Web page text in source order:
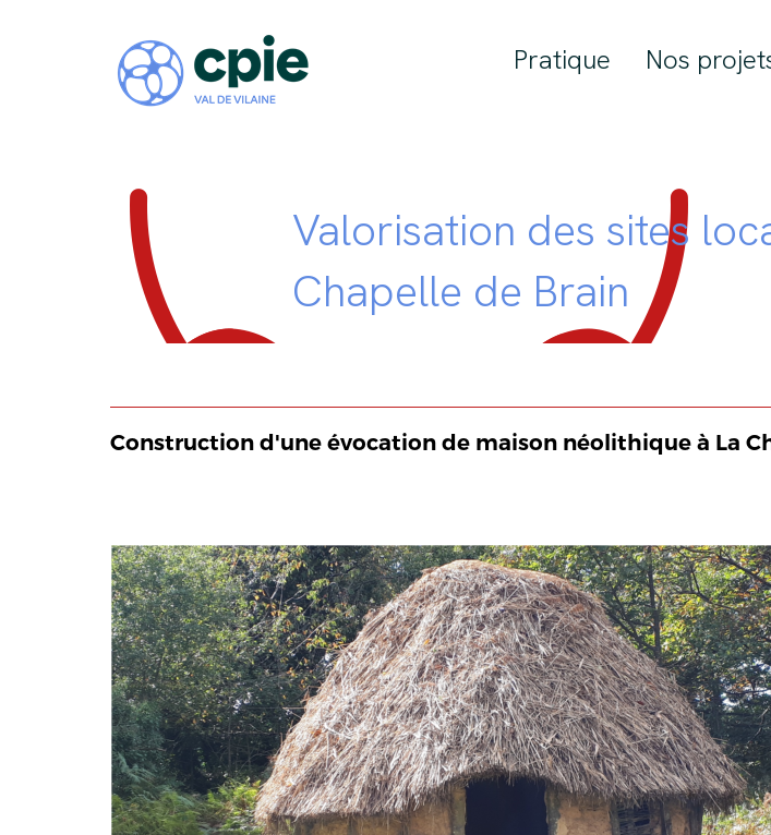
Pratique Nos
Valorisation des sites
Chapelle de Brain
Construction d'une évocation de maison néolithique à La